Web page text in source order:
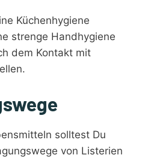
Küchenhygiene
strenge Handhygiene
dem Kontakt mit
solltest Du
von Listerien